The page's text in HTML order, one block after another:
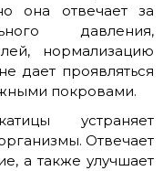
она отвечает за
давления,
нормализацию
дает проявляться
покровами.
устраняет
Отвечает
а также улучшает